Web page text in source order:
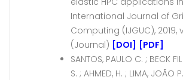
International Journal of
Computing (IJGUC), 2019,
(Journal) [DOI] [PDF]
SANTOS, PAULO C. ; BECK
S. ; AHMED, H. ; LIMA, JOÃO